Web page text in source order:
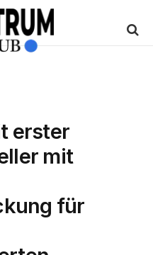
erster
mit
für